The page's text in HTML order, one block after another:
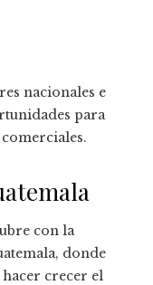
nacionales e
para
con la
donde
hacer crecer el